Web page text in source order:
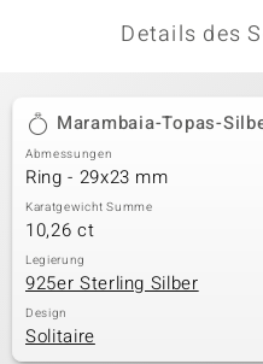
Details des
Marambaia-Topas-
Abmessungen
Ring - 29x23 mm
Karatgewicht Summe
10,26 ct
Legierung
925er Sterling Silber
Design
Solitaire